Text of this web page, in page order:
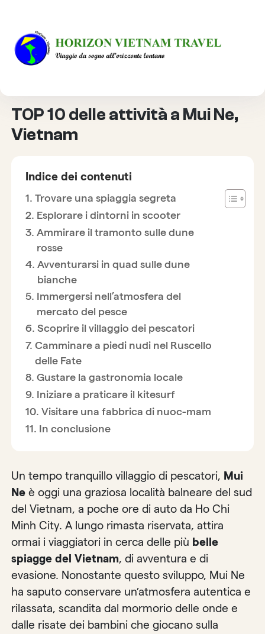
HOME
DESTINAZIONE
TOP 10 delle attività a Mui Ne,
Vietnam
Indice dei contenuti
Trovare una spiaggia segreta
Esplorare i dintorni in scooter
Ammirare il tramonto sulle dune
rosse
Avventurarsi in quad sulle dune
bianche
Immergersi nell’atmosfera del
mercato del pesce
Scoprire il villaggio dei pescatori
Camminare a piedi nudi nel Ruscello
delle Fate
Gustare la gastronomia locale
Iniziare a praticare il kitesurf
Visitare una fabbrica di nuoc-mam
In conclusione
Un tempo tranquillo villaggio di pescatori, Mui
Ne è oggi una graziosa località balneare del sud
del Vietnam, a poche ore di auto da Ho Chi
Minh City. A lungo rimasta riservata, attira
ormai i viaggiatori in cerca delle più belle
spiagge del Vietnam, di avventura e di
evasione. Nonostante questo sviluppo, Mui Ne
ha saputo conservare un’atmosfera autentica e
rilassata, scandita dal mormorio delle onde e
dalle risate dei bambini che giocano sulla